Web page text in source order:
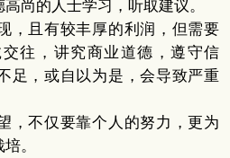
尚的人士学习，听取建议。
，且有较丰厚的利润，但需要
往，讲究商业道德，遵守信
足，或自以为是，会导致严重
，不仅要靠个人的努力，更为
。